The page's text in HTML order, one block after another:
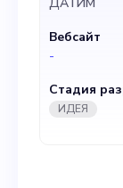
на
Вебсайт
-
Стадия
ИДЕЯ